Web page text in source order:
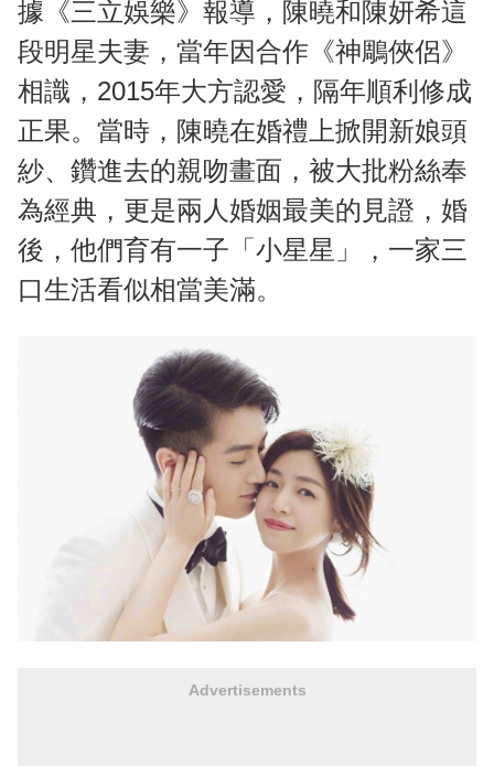
據《三立娛樂》報導，陳曉和陳妍希這
段明星夫妻，當年因合作《神鵰俠侶》
相識，2015年大方認愛，隔年順利修成
正果。當時，陳曉在婚禮上掀開新娘頭
紗、鑽進去的親吻畫面，被大批粉絲奉
為經典，更是兩人婚姻最美的見證，婚
後，他們育有一子「小星星」，一家三
口生活看似相當美滿。
Advertisements